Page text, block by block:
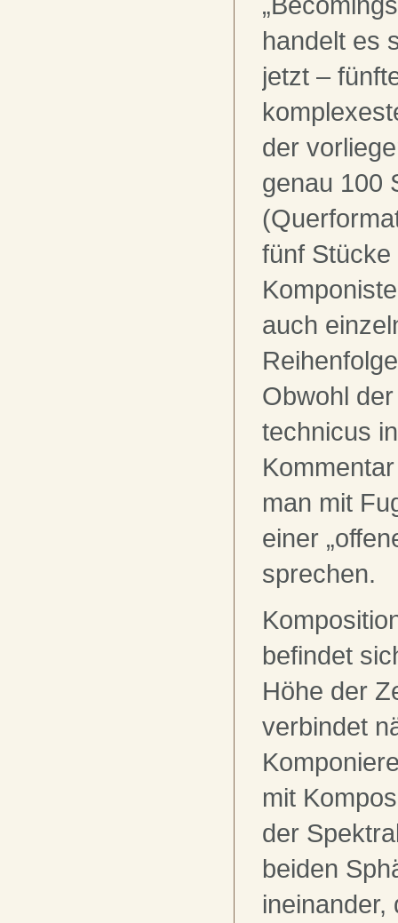
handelt es
jetzt –
der
genau 100
fünf
auch
Obwohl
technicus
man mit
einer
sprechen.
befindet
Höhe der
verbindet
mit
der
beiden
ineinander,